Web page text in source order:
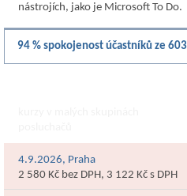
nástrojích, jako je Microsoft To Do.
94 % spokojenost účastníků ze
4.9.2026, Praha
2 580 Kč bez DPH, 3 122 Kč s DPH